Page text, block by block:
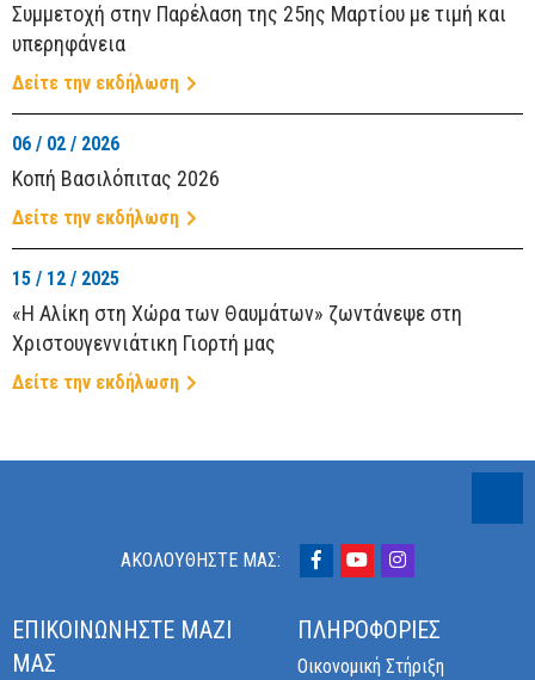
Συμμετοχή στην Παρέλαση της 25ης Μαρτίου με τιμή και
υπερηφάνεια
Δείτε την εκδήλωση
06 / 02 / 2026
Κοπή Βασιλόπιτας 2026
Δείτε την εκδήλωση
15 / 12 / 2025
«Η Αλίκη στη Χώρα των Θαυμάτων» ζωντάνεψε στη
Χριστουγεννιάτικη Γιορτή μας
Δείτε την εκδήλωση
ΑΚΟΛΟΎΘΗΣΤΈ ΜΑΣ:
ΕΠΙΚΟΙΝΩΝΉΣΤΕ ΜΑΖΊ
ΜΑΣ
ΠΛΗΡΟΦΟΡΊΕΣ
Οικονομική Στήριξη